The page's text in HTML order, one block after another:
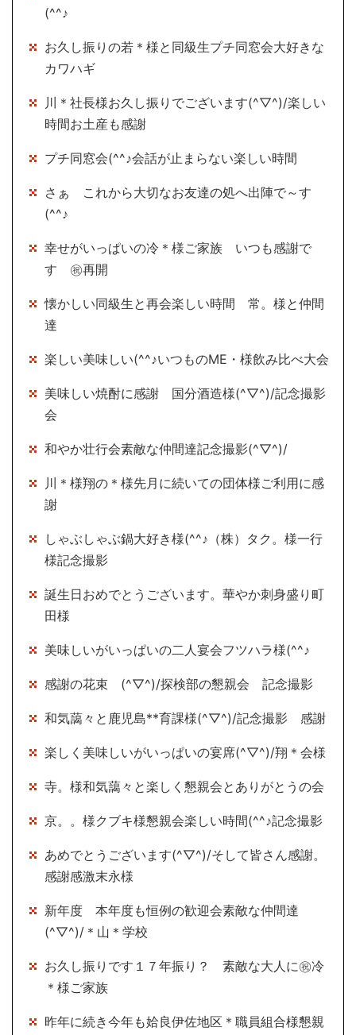
(^^♪
お久し振りの若＊様と同級生プチ同窓会大好きな
カワハギ
川＊社長様お久し振りでございます(^▽^)/楽しい
時間お土産も感謝
プチ同窓会(^^♪会話が止まらない楽しい時間
さぁ これから大切なお友達の処へ出陣で～す
(^^♪
幸せがいっぱいの冷＊様ご家族 いつも感謝で
す ㊗再開
懐かしい同級生と再会楽しい時間 常。様と仲間
達
楽しい美味しい(^^♪いつものME・様飲み比べ大会
美味しい焼酎に感謝 国分酒造様(^▽^)/記念撮影
会
和やか壮行会素敵な仲間達記念撮影(^▽^)/
川＊様翔の＊様先月に続いての団体様ご利用に感
謝
しゃぶしゃぶ鍋大好き様(^^♪（株）タク。様一行
様記念撮影
誕生日おめでとうございます。華やか刺身盛り町
田様
美味しいがいっぱいの二人宴会フツハラ様(^^♪
感謝の花束 (^▽^)/探検部の懇親会 記念撮影
和気藹々と鹿児島**育課様(^▽^)/記念撮影 感謝
楽しく美味しいがいっぱいの宴席(^▽^)/翔＊会様
寺。様和気藹々と楽しく懇親会とありがとうの会
京。。様クブキ様懇親会楽しい時間(^^♪記念撮影
あめでとうございます(^▽^)/そして皆さん感謝。
感謝感激末永様
新年度 本年度も恒例の歓迎会素敵な仲間達
(^▽^)/＊山＊学校
お久し振りです１７年振り？ 素敵な大人に㊗冷
＊様ご家族
昨年に続き今年も姶良伊佐地区＊職員組合様懇親